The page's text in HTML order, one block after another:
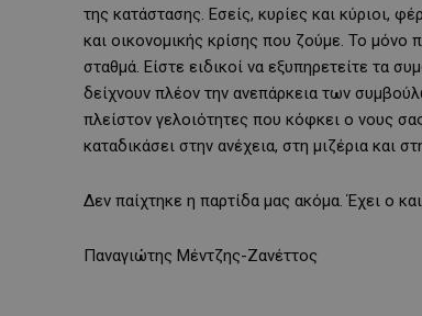
της κατάστασης. Εσείς, κυρίες και κύριοι,
και οικονομικής κρίσης που ζούμε. Το μόνο
σταθμά. Είστε ειδικοί να εξυπηρετείτε τα
δείχνουν πλέον την ανεπάρκεια των
πλείστον γελοιότητες που κόφκει ο νους
καταδικάσει στην ανέχεια, στη μιζέρια και
Δεν παίχτηκε η παρτίδα μας ακόμα. Έχει ο
Παναγιώτης Μέντζης-Ζανέττος